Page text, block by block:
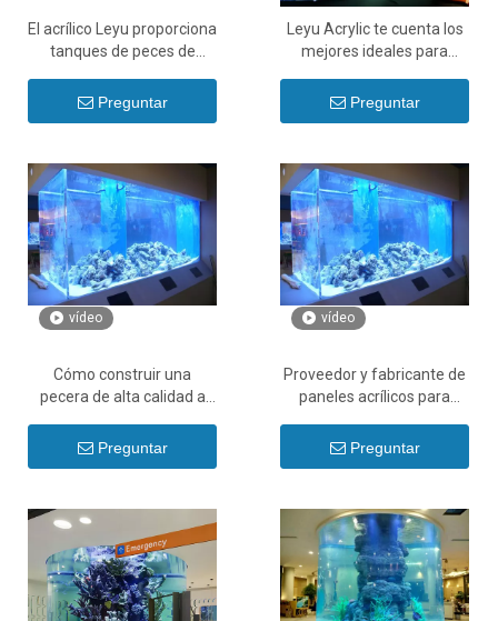
El acrílico Leyu proporciona
tanques de peces de
transparentes a la venta -
Preguntar
Leyu Acrylic te cuenta los
mejores ideales para
acuarios de agua dulce -
Preguntar
vídeo
Cómo construir una
pecera de alta calidad a
Preguntar
vídeo
Proveedor y fabricante de
paneles acrílicos para
Leyu
Preguntar